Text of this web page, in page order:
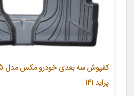
پراید 141